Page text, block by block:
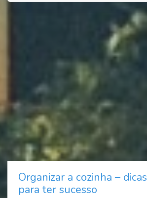
Organizar a cozinha – dicas
para ter sucesso